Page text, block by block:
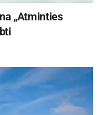
„Atminties